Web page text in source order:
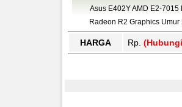
Asus E402Y AMD E2-7015
Radeon R2 Graphics Umur
HARGA Rp.